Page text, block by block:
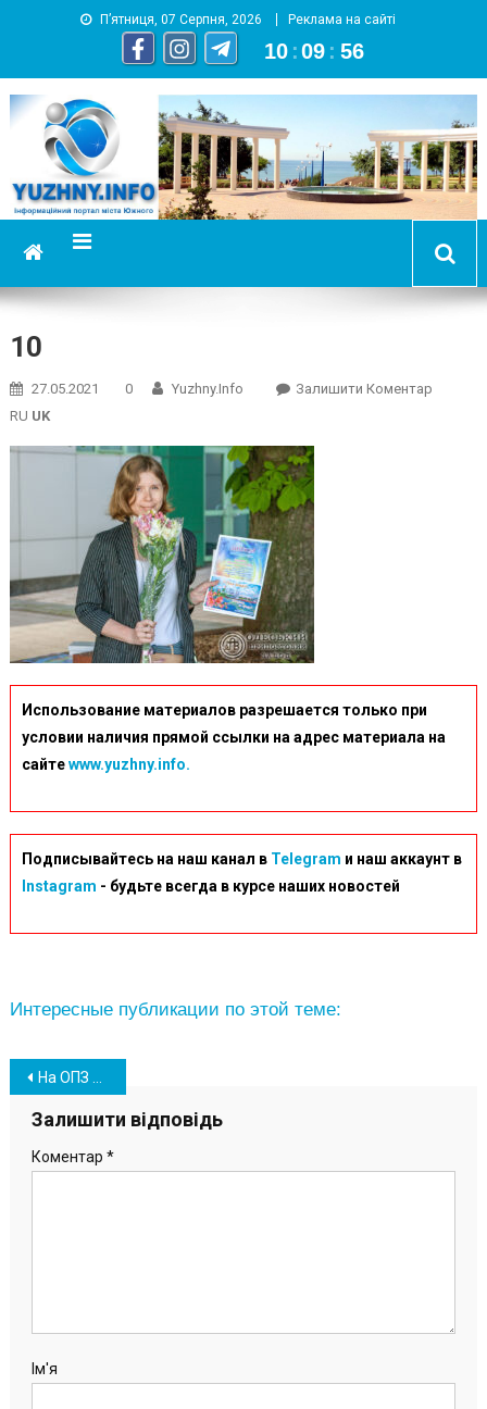
П’ятниця, 07 Серпня, 2026 Реклама на сайті
10 :09 : 57
YUZHNY.INFO
информационный портал города Южный
10
27.05.2021 0 Yuzhny.info Залишити КоментарOn
RU UK
Использование материалов разрешается только при
условии наличия прямой ссылки на адрес материала на
сайтеwww.yuzhny.info.
Подписывайтесь на наш канал в Telegram и наш аккаунт в
Instagram - будьте всегда в курсе наших новостей
Интересные публикации по этой теме:
Навігація
записів
На ОПЗ наградили победителей фотоконкурса ко Дню Химика (фото)
Залишити відповідь
Коментар *
Ім'я